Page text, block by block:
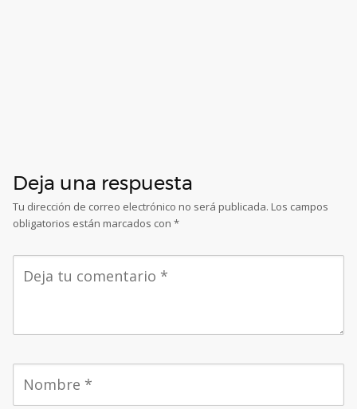
Deja una respuesta
Tu dirección de correo electrónico no será publicada. Los campos
obligatorios están marcados con *